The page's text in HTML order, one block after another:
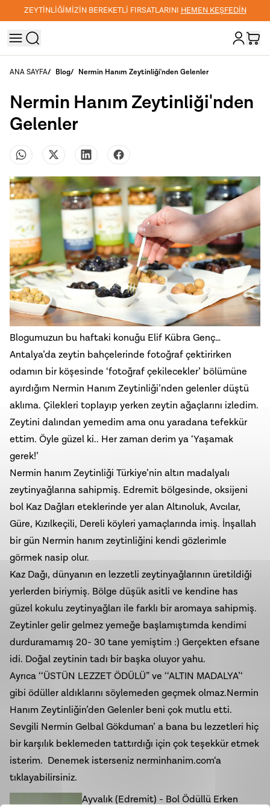
ZEYTİNLİĞİMİZİN BEREKETLİ FIRSATLARINI HEMEN KEŞFEDİN
ANA SAYFA/ Blog/ Nermin Hanım Zeytinliği'nden Gelenler
Nermin Hanım Zeytinliği'nden
Gelenler
Blogumuzun bu haftaki konuğu Elif Kübra Genç…
Antalya’da zeytin bahçelerinde fotoğraf çektirirken
odamın bir köşesinde ‘fotoğraf çekilecekler’ bölümüne
ayırdığım Nermin Hanım Zeytinliği’nden gelenler düştü
aklıma. Çilekleri toplayıp yerken zeytin ağaçlarını izledim.
Zeytini dalından yemedim ama onu yaradana tefekkür
ettim. Öyle güzel ki.. Her zaman derim ya ‘Yaşamak
gerek!’
Nermin hanım Zeytinliği Türkiye’nin altın madalyalı
zeytinyağlarına sahipmiş. Edremit bölgesinde, oksijeni
bol Kaz Dağları eteklerinde yer alan Altınoluk, Avcılar,
Güre, Kızılkeçili, Dereli köyleri yamaçlarında imiş. İnşallah
bir gün Nermin hanım zeytinliğini kendi gözlerimle
görmek nasip olur.
Kaz Dağı, dünyanın en lezzetli zeytinyağlarının üretildiği
yerlerden biriymiş. Bölge düşük asitli ve kendine has
güzel kokulu zeytinyağları ile farklı bir aromaya sahipmiş.
Zeytinler gelir gelmez yemeğe başlamıştımda kendimi
durduramamış 20- 30 tane yemiştim :) Gerçekten efsane
idi. Doğal zeytinin tadı bir başka oluyor yahu.
Ayrıca ‘‘ÜSTÜN LEZZET ÖDÜLÜ” ve ‘‘ALTIN MADALYA’‘
gibi ödüller aldıklarını söylemeden geçmek olmaz.Nermin
Hanım Zeytinliğin’den Gelenler beni çok mutlu etti.
Sevgili Nermin Gelbal Gökduman’ a bana bu lezzetleri hiç
bir karşılık beklemeden tattırdığı için çok teşekkür etmek
isterim. Denemek isterseniz nerminhanim.com‘a
tıklayabilirsiniz.
Ayvalık (Edremit) - Bol Ödüllü Erken